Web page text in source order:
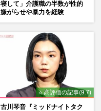
寝して」介護職の半数が性的
嫌がらせや暴力を経験
⭐ 高評価の記事(9.7)
古川琴音『ミッドナイトタク